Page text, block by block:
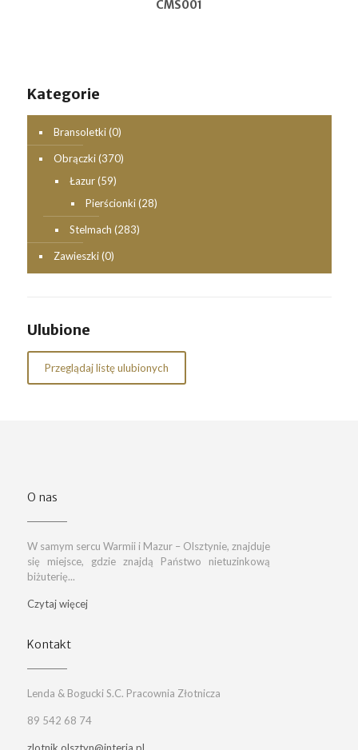
CMS001
Kategorie
Bransoletki (0)
Obrączki (370)
Łazur (59)
Pierścionki (28)
Stelmach (283)
Zawieszki (0)
Ulubione
Przeglądaj listę ulubionych
O nas
W samym sercu Warmii i Mazur – Olsztynie, znajduje
się miejsce, gdzie znajdą Państwo nietuzinkową
biżuterię...
Czytaj więcej
Kontakt
Lenda & Bogucki S.C. Pracownia Złotnicza
89 542 68 74
zlotnik.olsztyn@interia.pl